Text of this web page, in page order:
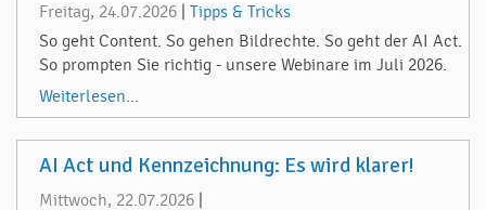
Freitag, 24.07.2026
Tipps & Tricks
So geht Content. So gehen Bildrechte. So geht der AI Act.
So prompten Sie richtig - unsere Webinare im Juli 2026.
Weiterlesen...
AI Act und Kennzeichnung: Es wird klarer!
Mittwoch, 22.07.2026